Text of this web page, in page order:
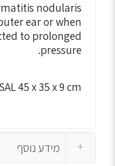
nodularis
ear or when
to prolonged
pressure.
45 x 35 x 9 cm
מידע נוסף